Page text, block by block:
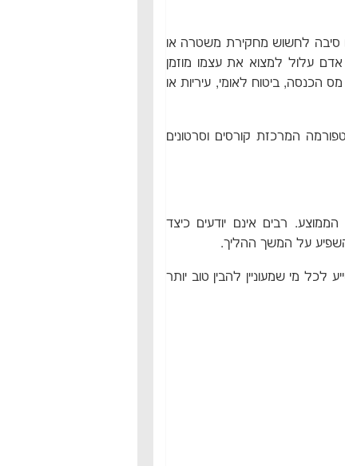
סיבה לחשוש מחקירת משטרה או
עלול למצוא את עצמו מוזמן
ביטוח לאומי, עיריות או
המרכזת קורסים וסרטונים
רבים אינם יודעים כיצד
על המשך ההליך.
מי שמעוניין להבין טוב יותר